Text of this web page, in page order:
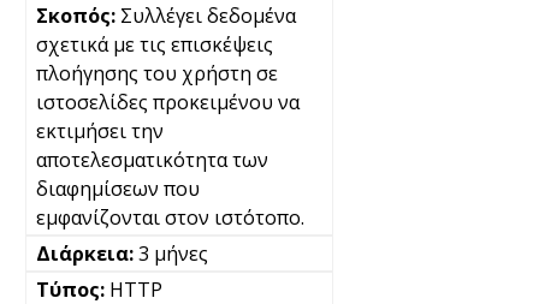
Συλλέγει δεδομένα
σχετικά με τις επισκέψεις
πλοήγησης του χρήστη σε
ιστοσελίδες προκειμένου να
εκτιμήσει την
αποτελεσματικότητα των
διαφημίσεων που
εμφανίζονται στον ιστότοπο.
3 μήνες
HTTP